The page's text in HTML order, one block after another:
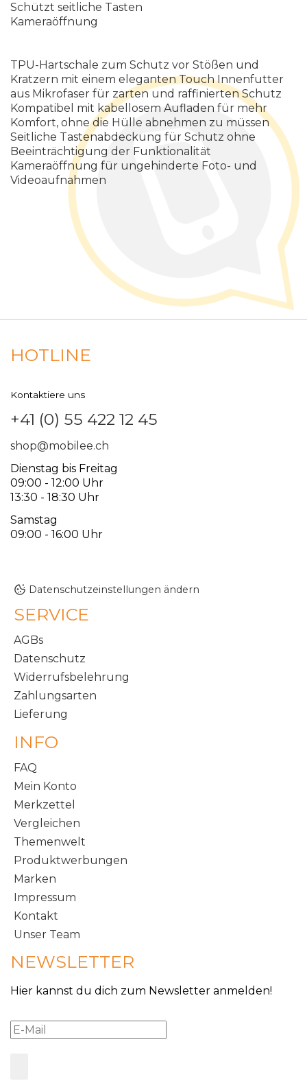
Schützt seitliche Tasten
Kameraöffnung
TPU-Hartschale zum Schutz vor Stößen und
Kratzern mit einem eleganten Touch Innenfutter
aus Mikrofaser für zarten und raffinierten Schutz
Kompatibel mit kabellosem Aufladen für mehr
Komfort, ohne die Hülle abnehmen zu müssen
Seitliche Tastenabdeckung für Schutz ohne
Beeinträchtigung der Funktionalität
Kameraöffnung für ungehinderte Foto- und
Videoaufnahmen
HOTLINE
Kontaktiere uns
+41 (0) 55 422 12 45
shop@mobilee.ch
Dienstag bis Freitag
09:00 - 12:00 Uhr
13:30 - 18:30 Uhr
Samstag
09:00 - 16:00 Uhr
Datenschutzeinstellungen ändern
SERVICE
AGBs
Datenschutz
Widerrufsbelehrung
Zahlungsarten
Lieferung
INFO
FAQ
Mein Konto
Merkzettel
Vergleichen
Themenwelt
Produktwerbungen
Marken
Impressum
Kontakt
Unser Team
NEWSLETTER
Hier kannst du dich zum Newsletter anmelden!